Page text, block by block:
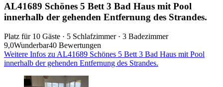
AL41689 Schönes 5 Bett 3 Bad Haus mit Pool
innerhalb der gehenden Entfernung des Strandes.
Platz für 10 Gäste · 5 Schlafzimmer · 3 Badezimmer
9,0Wunderbar40 Bewertungen
Weitere Infos zu AL41689 Schönes 5 Bett 3 Bad Haus mit Pool
innerhalb der gehenden Entfernung des Strandes.